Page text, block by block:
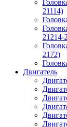
21114)
21214-
2172)
Двигатель